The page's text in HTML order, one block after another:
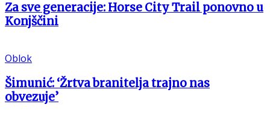
Za sve generacije: Horse City Trail ponovno u
Konjščini
Oblok
Šimunić: ‘Žrtva branitelja trajno nas
obvezuje’